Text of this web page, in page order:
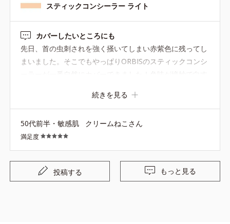
スティックコンシーラー ライト
カバーしたいところにも
先日、首の虫刺されを強く掻いてしまい赤紫色に残ってし
まいました。そこでもやっぱりORBISのスティックコンシ
続きを見る
50代前半・敏感肌 クリームねこさん
満足度
投稿する もっと見る